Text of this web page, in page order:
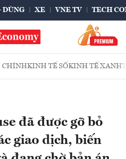
DÙNG XE VNE TV TECH
CHÍNHKINH TẾ SỐKINH TẾ XANH
đã được gỡ bỏ
giao dịch, biến